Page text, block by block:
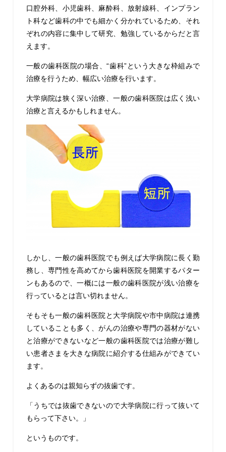
口腔外科、小児歯科、麻酔科、放射線科、インプラン
ト科など歯科の中でも細かく分かれているため、それ
ぞれの内容に集中して研究、勉強しているからだと言
えます。
一般の歯科医院の場合、“歯科”という大きな枠組みで
治療を行うため、幅広い治療を行います。
大学病院は狭く深い治療、一般の歯科医院は広く浅い
治療と言えるかもしれません。
しかし、一般の歯科医院でも例えば大学病院に長く勤
務し、専門性を高めてから歯科医院を開業するパター
ンもあるので、一概には一般の歯科医院が浅い治療を
行っているとは言い切れません。
そもそも一般の歯科医院と大学病院や市中病院は連携
していることも多く、がんの治療や専門の器材がない
と治療ができないなど一般の歯科医院では治療が難し
い患者さまを大きな病院に紹介する仕組みができてい
ます。
よくあるのは親知らずの抜歯です。
「うちでは抜歯できないので大学病院に行って抜いて
もらって下さい。」
というものです。